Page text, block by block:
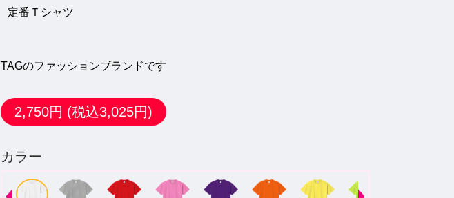
定番Ｔシャツ
TAGのファッションブランドです
2,750円 (税込3,025円)
カラー